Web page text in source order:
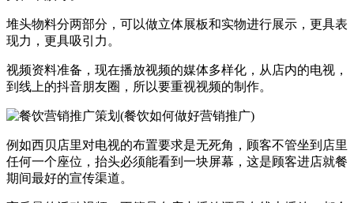
堆头物料分两部分，可以做立体展板和实物进行展示，更具表
现力，更具吸引力。
视频资料准备，现在播放视频的媒体多样化，从店内的电视，
到线上的抖音朋友圈，所以要重视视频的制作。
例如西贝店里对电视的布置要求是无死角，顾客不管坐到店里
任何一个座位，抬头必须能看到一块屏幕，这是顾客进店就餐
期间最好的宣传渠道。